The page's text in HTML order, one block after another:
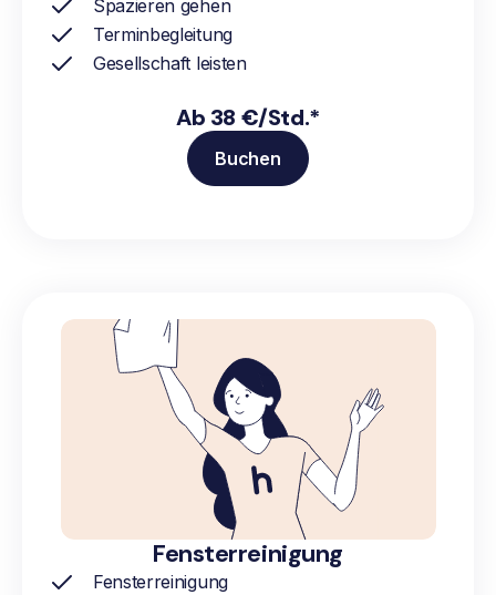
Spazieren gehen
Terminbegleitung
Gesellschaft leisten
Ab 38 €/Std.*
Buchen
Fensterreinigung
Fensterreinigung